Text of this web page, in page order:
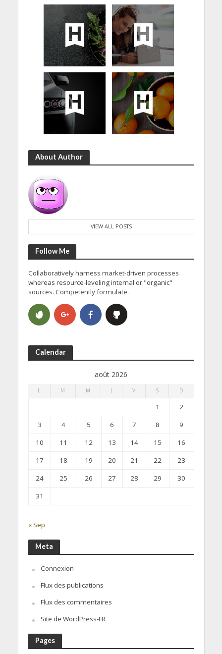
About Author
VIEW ALL POSTS
Follow Me
Collaboratively harness market-driven processes
whereas resource-leveling internal or "organic"
sources. Competently formulate.
Calendar
août 2026
L M M J V S D
1
2
3
4 5 6 7 8
9
10
11 12 13 14 15
16
17
18 19 20 21 22
23
24
25 26 27 28 29
30
31
« Sep
Meta
Connexion
Flux des publications
Flux des commentaires
Site de WordPress-FR
Pages